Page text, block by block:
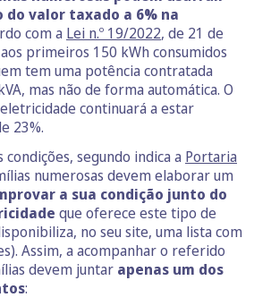
valor taxado a 6% na
com a Lei n.º 19/2022, de 21 de
primeiros 150 kWh consumidos
tem uma potência contratada
mas não de forma automática. O
continuará a estar
23%.
segundo indica a Portaria
numerosas devem elaborar um
a sua condição junto do
que oferece este tipo de
no seu site, uma lista com
Assim, a acompanhar o referido
devem juntar apenas um dos
: